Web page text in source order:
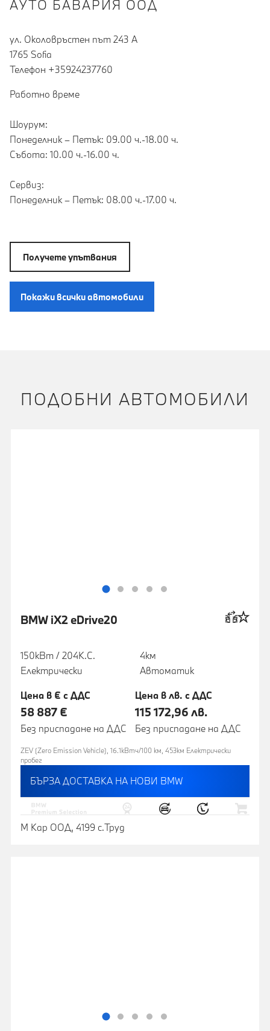
АУТО БАВАРИЯ ООД
ул. Околовръстен път 243 А
1765 Sofia
Teлефон +35924237760
Работно време
Шоурум:
Понеделник – Петък: 09.00 ч.-18.00 ч.
Събота: 10.00 ч.-16.00 ч.
Сервиз:
Понеделник – Петък: 08.00 ч.-17.00 ч.
Получете упътвания
Покажи всички автомобили
ПОДОБНИ АВТОМОБИЛИ
BMW iX2 eDrive20
150кВт / 204К.С.
Електрически
4км
Автоматик
Цена в € с ДДС
58 887 €
Без приспадане на ДДС
Цена в лв. с ДДС
115 172,96 лв.
Без приспадане на ДДС
ZEV (Zero Emission Vehicle), 16.1кВтч/100 км, 453км Eлектрически
пробег
БЪРЗА ДОСТАВКА НА НОВИ BMW
М Кар ООД, 4199 с.Труд